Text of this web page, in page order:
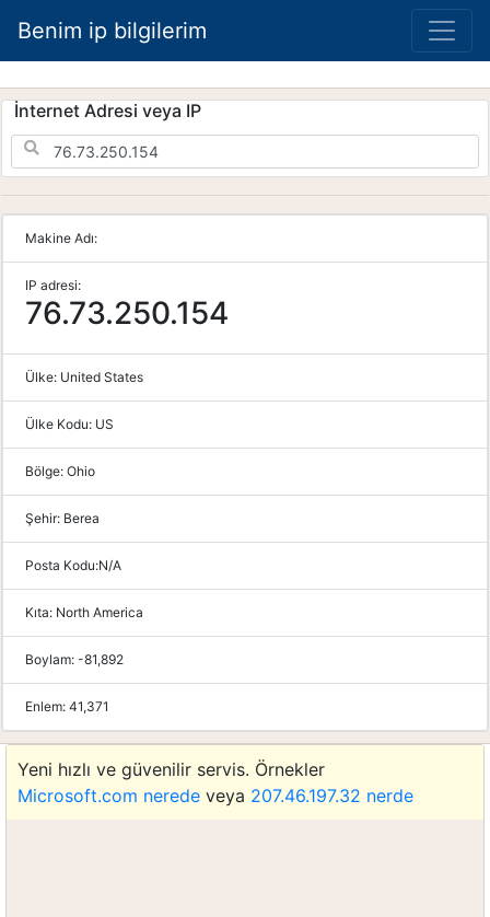
Benim ip bilgilerim
İnternet Adresi veya IP
Makine Adı:
IP adresi:
76.73.250.154
Ülke: United States
Ülke Kodu: US
Bölge: Ohio
Şehir: Berea
Posta Kodu:N/A
Kıta: North America
Boylam: -81,892
Enlem: 41,371
Yeni hızlı ve güvenilir servis. Örnekler
Microsoft.com nerede veya 207.46.197.32 nerde